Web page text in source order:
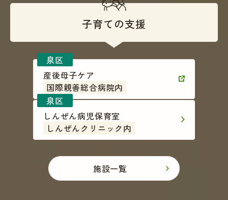
子育ての支援
産後母子ケア
国際親善総合病院内
しんぜん病児保育室
しんぜんクリニック内
施設一覧